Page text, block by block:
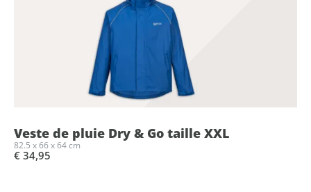
Veste de pluie Dry & Go taille XXL
82.5 x 66 x 64 cm
€ 34,95